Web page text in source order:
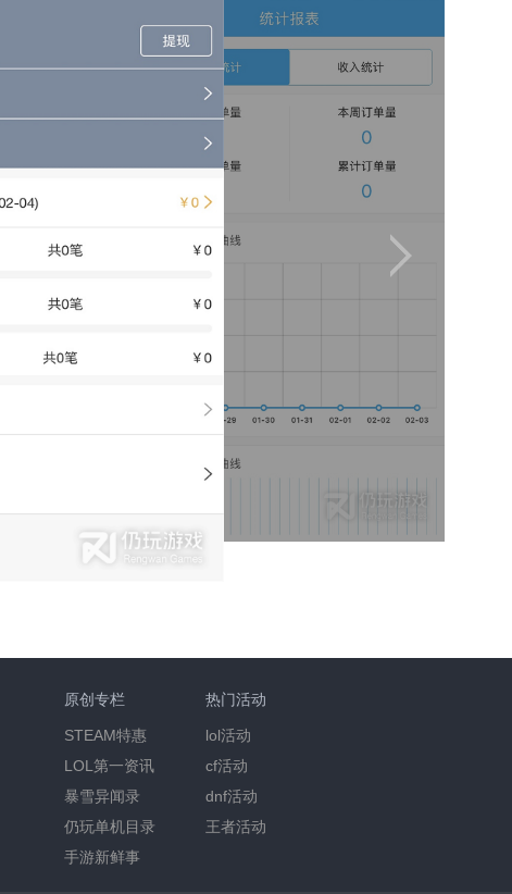
原创专栏
STEAM特惠
LOL第一资讯
暴雪异闻录
仍玩单机目录
手游新鲜事
热门活动
lol活动
cf活动
dnf活动
王者活动